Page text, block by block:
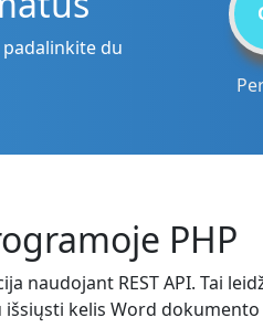
padalinkite du
PHP
naudojant REST API. Tai
kelis Word